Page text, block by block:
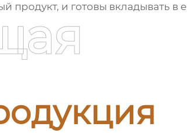
и готовы вкладывать в